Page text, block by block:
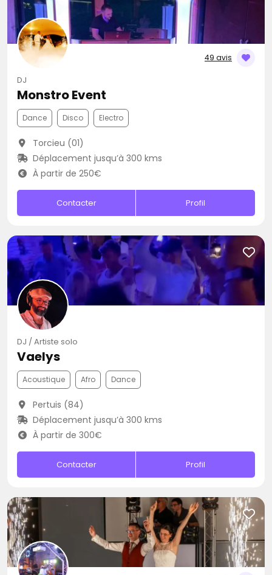
49 avis
DJ
Monstro Event
Dance Disco Electro
Torcieu (01)
Déplacement jusqu’à 300 kms
À partir de 250€
Contacter Profil
DJ / Artiste solo
Vaelys
Acoustique Afro Dance
Pertuis (84)
Déplacement jusqu’à 300 kms
À partir de 300€
Contacter Profil